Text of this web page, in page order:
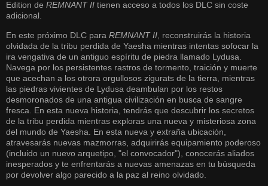
Edition de REMNANT II tienen acceso a todos los DLC sin coste
adicional.
En este próximo DLC para REMNANT II , reconstruirás la historia
olvidada de la tribu perdida de Yaesha mientras intentas sofocar la
ira vengativa de un antiguo espíritu de piedra llamado Lydusa.
Navega por los persistentes rastros de tormento, traición y muerte
que acechan a los otrora orgullosos zigurats de la tierra, mientras
las piedras vivientes de Lydusa deambulan por los restos
desmoronados de una antigua civilización en busca de sangre
fresca. En esta nueva historia, tendrás que descubrir los secretos
de la tribu perdida mientras exploras una nueva y misteriosa zona
del mundo de Yaesha. En esta nueva y extraña ubicación,
atravesarás nuevas mazmorras, adquirirás equipamiento poderoso
(incluido un nuevo arquetipo, "el convocador"), conocerás aliados
inesperados y te enfrentarás a nuevas amenazas en tu búsqueda
por devolver algo parecido a la paz al reino olvidado.